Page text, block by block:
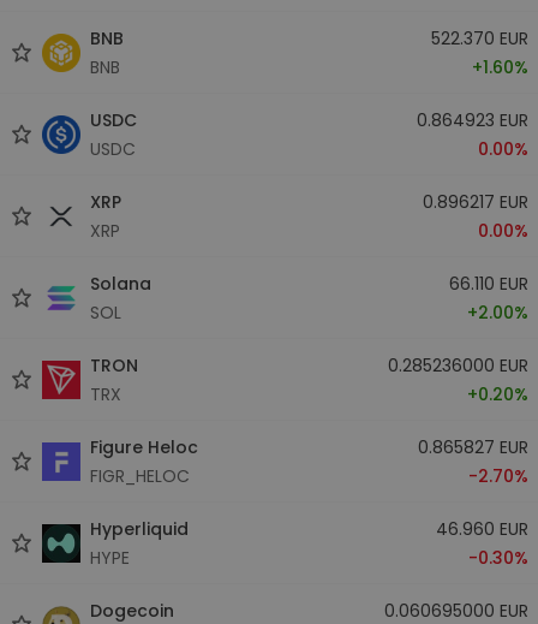
BNB
BNB
522.370 EUR
+1.60%
USDC
USDC
0.864923 EUR
0.00%
XRP
XRP
0.896217 EUR
0.00%
Solana
SOL
66.110 EUR
+2.00%
TRON
TRX
0.285236000 EUR
+0.20%
Figure Heloc
FIGR_HELOC
0.865827 EUR
-2.70%
Hyperliquid
HYPE
46.960 EUR
-0.30%
Dogecoin
0.060695000 EUR